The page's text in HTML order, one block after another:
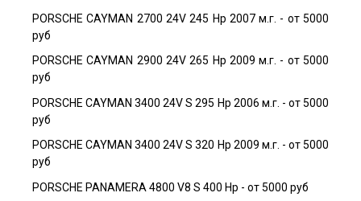
PORSCHE CAYMAN 2700 24V 245 Hp 2007 м.г. - от 5000
руб
PORSCHE CAYMAN 2900 24V 265 Hp 2009 м.г. - от 5000
руб
PORSCHE CAYMAN 3400 24V S 295 Hp 2006 м.г. - от 5000
руб
PORSCHE CAYMAN 3400 24V S 320 Hp 2009 м.г. - от 5000
руб
PORSCHE PANAMERA 4800 V8 S 400 Hp - от 5000 руб